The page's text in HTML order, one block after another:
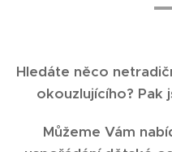
Hledáte něco
okouzlujícího? Pak
Můžeme Vám